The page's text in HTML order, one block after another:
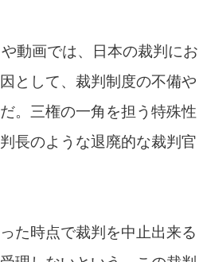
動画では、日本の裁判にお
として、裁判制度の不備や
。三権の一角を担う特殊性
長のような退廃的な裁判官
た時点で裁判を中止出来る